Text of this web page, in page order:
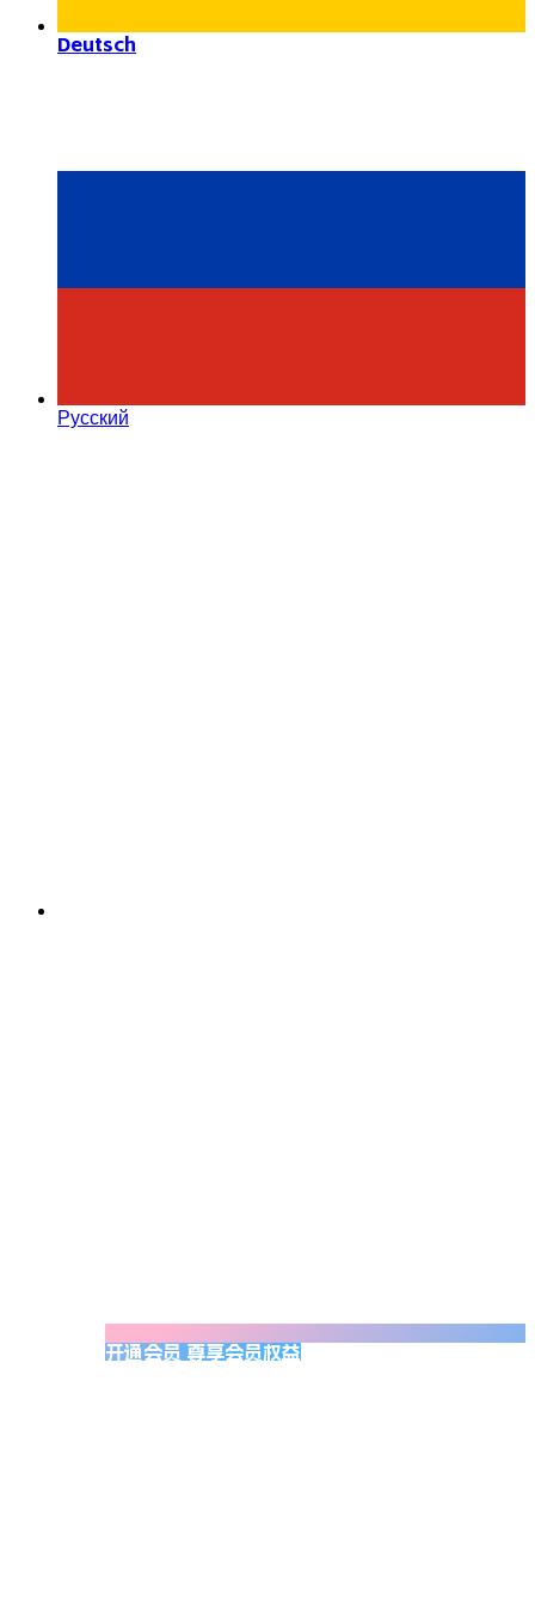
Deutsch
Русский
开通会员 尊享会员权益